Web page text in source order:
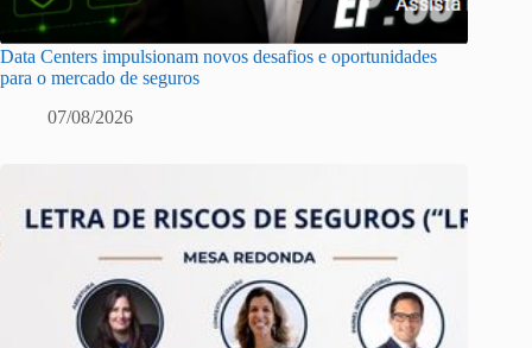
Data Centers impulsionam novos desafios e oportunidades
para o mercado de seguros
07/08/2026